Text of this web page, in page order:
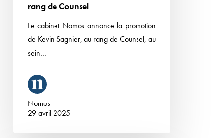
rang de Counsel
Le cabinet Nomos annonce la promotion
de Kevin Sagnier, au rang de Counsel, au
sein…
Nomos
29 avril 2025